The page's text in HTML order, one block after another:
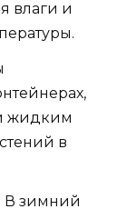
влаги и
жидким
в
В зимний